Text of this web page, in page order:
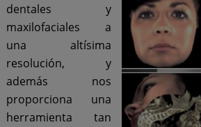
dentales y
maxilofaciales a
una altísima
resolución, y
además nos
proporciona una
herramienta tan